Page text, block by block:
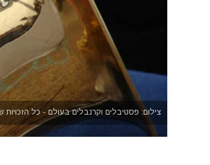
צילום: פסטיבלים וקרנבלים בעולם - כל הזכויות